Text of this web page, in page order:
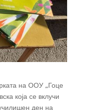
на ООУ „Гоце
која се вклучи
ден на